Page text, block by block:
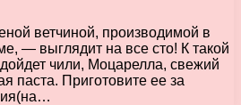
ветчиной, производимой в
— выглядит на все сто! К такой
чили, Моцарелла, свежий
паста. Приготовите ее за